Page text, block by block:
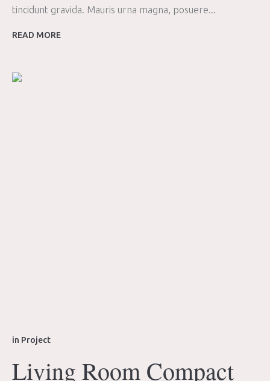
tincidunt gravida. Mauris urna magna, posuere...
READ MORE
in Project
Living Room Compact